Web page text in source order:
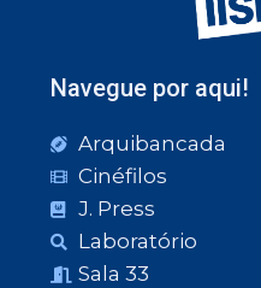
Navegue por aqui!
Arquibancada
Cinéfilos
J. Press
Laboratório
Sala 33